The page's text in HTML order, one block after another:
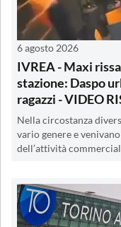
6 agosto 2026
IVREA - Maxi
stazione: Daspo
ragazzi - VIDEO
Nella circostanza
vario genere e
dell’attività